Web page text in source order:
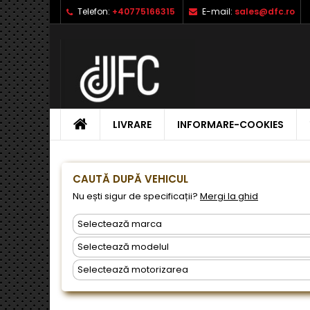
Telefon: +40775166315 E-mail: sales@dfc.ro
ACASALIVRARE INFORMARE-COOKIES
CAUTĂ DUPĂ VEHICUL
Nu ești sigur de specificații? Mergi la ghid